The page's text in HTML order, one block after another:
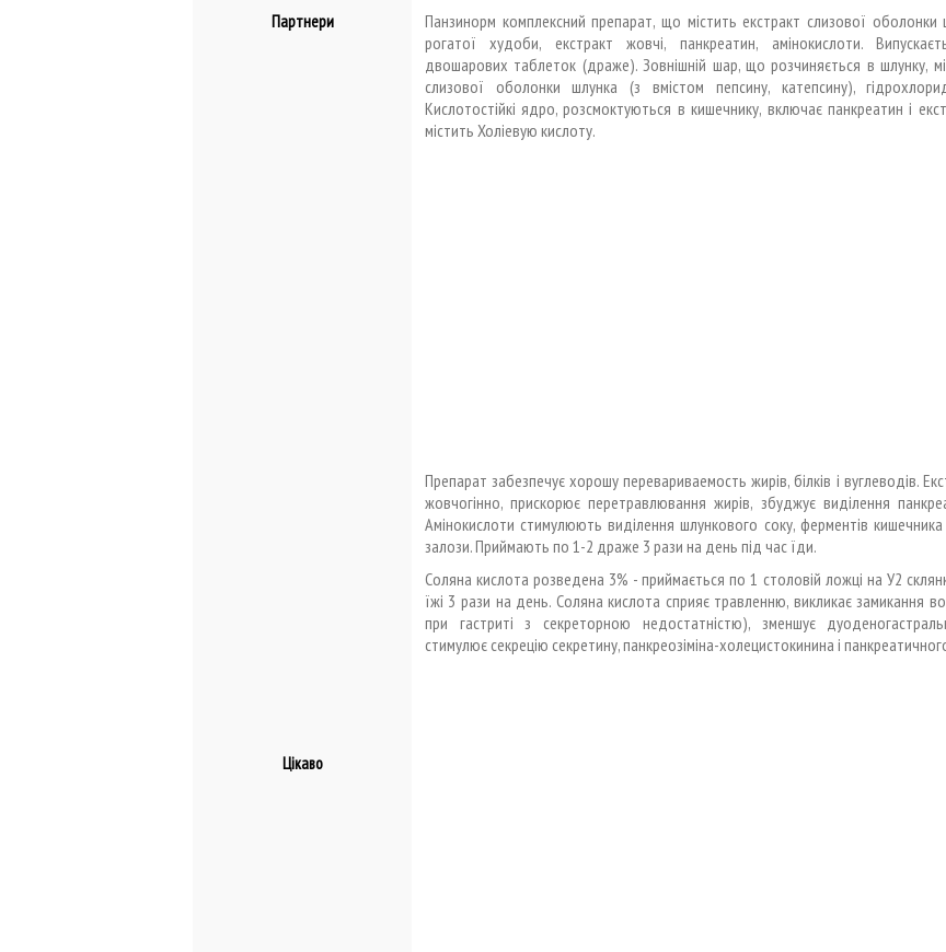
Партнери
Цікаво
Панзинорм комплексний препарат, що містить екстракт слизової оболонки
рогатої худоби, екстракт жовчі, панкреатин, амінокислоти.
двошарових таблеток (драже). Зовнішній шар, що розчиняється в шлунку,
слизової оболонки шлунка (з вмістом пепсину, катепсину),
Кислотостійкі ядро, розсмоктуються в кишечнику, включає панкреатин і
містить Холіевую кислоту.
Препарат забезпечує хорошу перевариваемость жирів, білків і вуглеводів.
жовчогінно, прискорює перетравлювання жирів, збуджує виділення
Амінокислоти стимулюють виділення шлункового соку, ферментів кишечника
залози. Приймають по 1-2 драже 3 рази на день під час їди.
Соляна кислота розведена 3% - приймається по 1 столовій ложці на У2
їжі 3 рази на день. Соляна кислота сприяє травленню, викликає замикання
при гастриті з секреторною недостатністю), зменшує
стимулює секрецію секретину, панкреозіміна-холецистокинина і